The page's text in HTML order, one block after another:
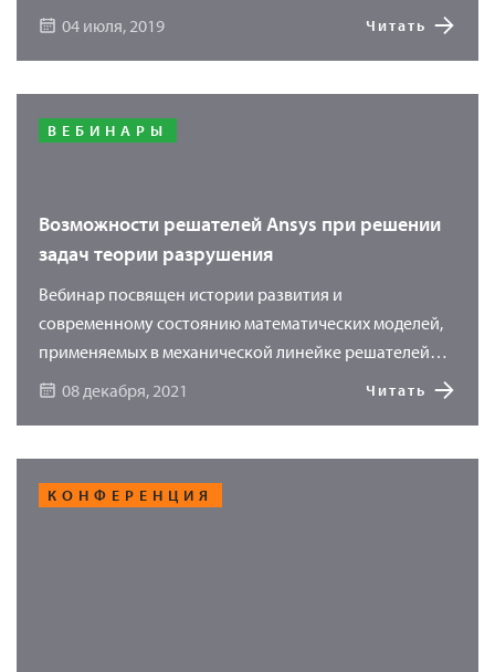
04 июля, 2019
Читать
ВЕБИНАРЫ
Возможности решателей Ansys при решении
задач теории разрушения
Вебинар посвящен истории развития и
современному состоянию математических моделей,
применяемых в механической линейке решателей
Ansys. Вы узнаете о подходах к решению задач
нелинейной теории разрушения, когда нельзя
08 декабря, 2021 Читать
КОНФЕРЕНЦИЯ